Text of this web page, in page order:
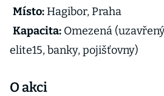
Místo:Hagibor, Praha
Kapacita:Omezená
elite15, banky, pojišťovny)
O akci